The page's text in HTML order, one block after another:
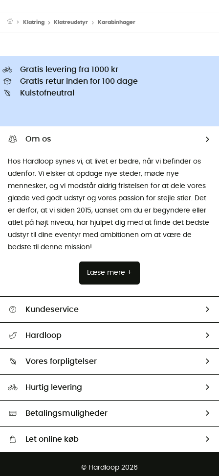
Klatring Klatreudstyr Karabinhager
Gratis levering fra 1000 kr
Gratis retur inden for 100 dage
Kulstofneutral
Om os
Hos Hardloop synes vi, at livet er bedre, når vi befinder os
udenfor. Vi elsker at opdage nye steder, møde nye
mennesker, og vi modstår aldrig fristelsen for at dele vores
glæde ved godt udstyr og vores passion for stejle stier. Det
er derfor, at vi siden 2015, uanset om du er begyndere eller
atlet på højt niveau, har hjulpet dig med at finde det bedste
udstyr til dine eventyr med ambitionen om at være de
bedste til denne mission!
Læse mere +
Kundeservice
Returnering & Tilbagebetaling
Hardloop
Our ambassadors
Vores forpligtelser
Second hand
HardGreen Udvalg
Hurtig levering
Betalingsmuligheder
Let online køb
Gratis retur inden for 100 dage
© Hardloop 2026